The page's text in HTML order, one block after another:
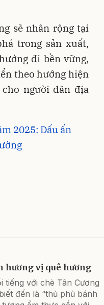
sẽ nhân rộng tại
trong sản xuất,
đi bền vững,
theo hướng hiện
người dân địa
2025: Dấu ấn
hương vị quê hương
tiếng với chè Tân Cương
đến là “thủ phủ bánh